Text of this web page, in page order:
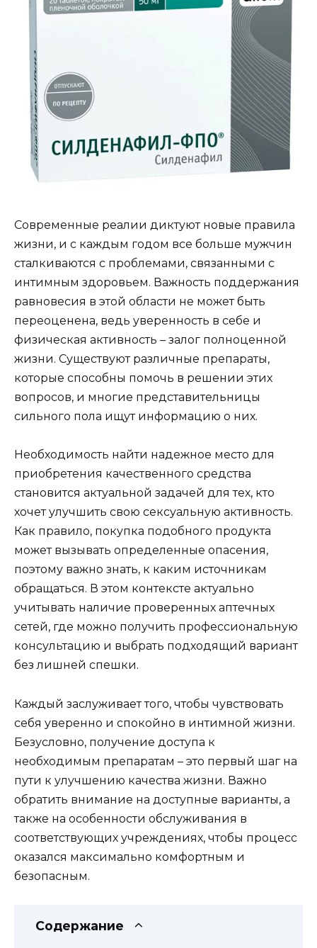
Современные реалии диктуют новые правила
жизни, и с каждым годом все больше мужчин
сталкиваются с проблемами, связанными с
интимным здоровьем. Важность поддержания
равновесия в этой области не может быть
переоценена, ведь уверенность в себе и
физическая активность – залог полноценной
жизни. Существуют различные препараты,
которые способны помочь в решении этих
вопросов, и многие представительницы
сильного пола ищут информацию о них.
Необходимость найти надежное место для
приобретения качественного средства
становится актуальной задачей для тех, кто
хочет улучшить свою сексуальную активность.
Как правило, покупка подобного продукта
может вызывать определенные опасения,
поэтому важно знать, к каким источникам
обращаться. В этом контексте актуально
учитывать наличие проверенных аптечных
сетей, где можно получить профессиональную
консультацию и выбрать подходящий вариант
без лишней спешки.
Каждый заслуживает того, чтобы чувствовать
себя уверенно и спокойно в интимной жизни.
Безусловно, получение доступа к
необходимым препаратам – это первый шаг на
пути к улучшению качества жизни. Важно
обратить внимание на доступные варианты, а
также на особенности обслуживания в
соответствующих учреждениях, чтобы процесс
оказался максимально комфортным и
безопасным.
Содержание